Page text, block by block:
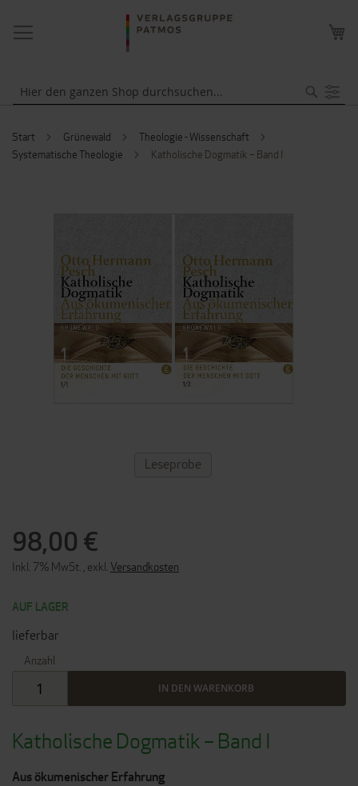
NAVIGATION
UMSCHALTEN
Start Grünewald
Theologie - Wissenschaft
Systematische Theologie
Katholische Dogmatik – Band I
Katholische Dogmatik – Band I
Aus ökumenischer Erfahrung
98,00 €
Inkl. 7% MwSt. exkl. Versandkosten
AUF LAGER
lieferbar
Anzahl
IN DEN WARENKORB
ZUM
ANFANG
Leseprobe